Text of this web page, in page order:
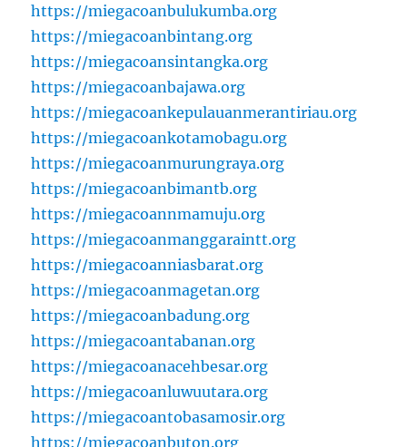
https://miegacoanbulukumba.org
https://miegacoanbintang.org
https://miegacoansintangka.org
https://miegacoanbajawa.org
https://miegacoankepulauanmerantiriau.org
https://miegacoankotamobagu.org
https://miegacoanmurungraya.org
https://miegacoanbimantb.org
https://miegacoannmamuju.org
https://miegacoanmanggaraintt.org
https://miegacoanniasbarat.org
https://miegacoanmagetan.org
https://miegacoanbadung.org
https://miegacoantabanan.org
https://miegacoanacehbesar.org
https://miegacoanluwuutara.org
https://miegacoantobasamosir.org
https://miegacoanbuton.org